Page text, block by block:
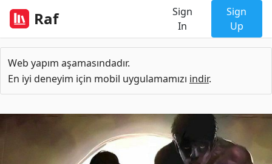
Raf
Sign
In
Sign
Up
Web yapım aşamasındadır.
En iyi deneyim için mobil uygulamamızı indir.